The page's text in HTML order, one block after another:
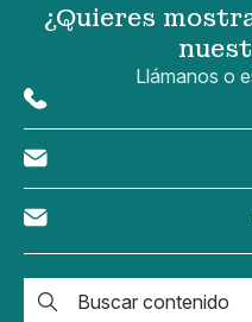
¿Quieres
Llámanos o